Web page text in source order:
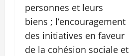
personnes et leurs
biens ; l’encouragement
des initiatives en faveur
de la cohésion sociale et